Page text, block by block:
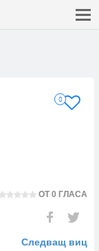
0
ОТ0 ГЛАСА
Следващ виц